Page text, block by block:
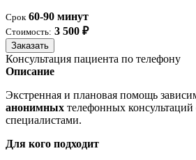
Срок 60-90 минут
Стоимость: 3 500 ₽
Заказать
Консультация пациента по телефону
Описание
Экстренная и плановая помощь
анонимных телефонных
специалистами.
Для кого подходит